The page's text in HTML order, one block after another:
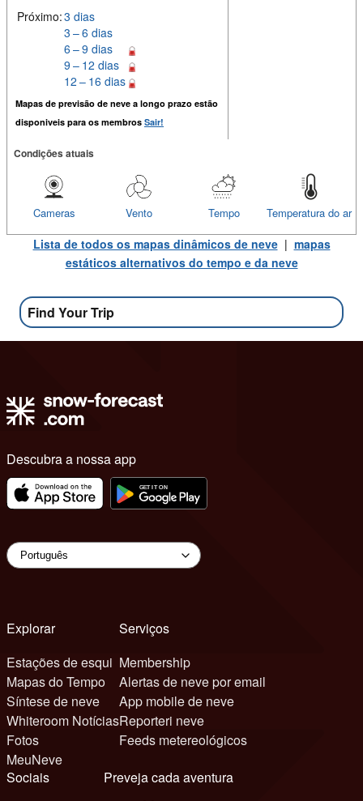
Próximo:3 dias
3 – 6 dias
6 – 9 dias
9 – 12 dias
12 – 16 dias
Mapas de previsão de neve a longo prazo estão
disponiveis para os membros Sair!
Condições atuais
Temperatura do ar
Tempo
Vento
Cameras
Lista de todos os mapas dinâmicos de neve| mapas
estáticos alternativos do tempo e da neve
Find Your Trip
Descubra a nossa app
Explorar
Estações de esqui
Mapas do Tempo
Síntese de neve
Whiteroom Notícias
Fotos
MeuNeve
Serviços
Membership
Alertas de neve por email
App mobile de neve
Reporteri neve
Feeds metereológicos
Sociais
Preveja cada aventura